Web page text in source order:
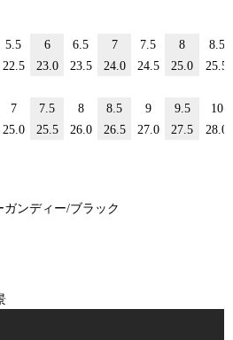
5.5 6 6.5 7 7.5 8
8.5
22.5 23.0 23.5 24.0 24.5 25.0
25.5
7 7.5 8 8.5 9 9.5
10
25.0 25.5 26.0 26.5 27.0 27.5 28.0
ンディー/ブラック